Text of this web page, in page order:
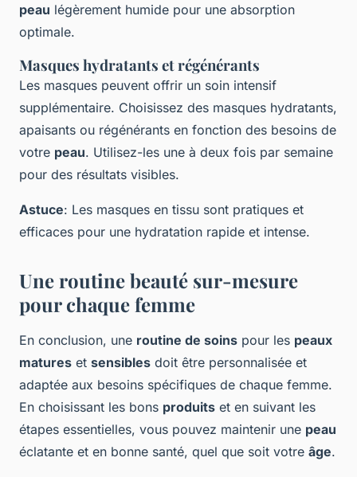
peau légèrement humide pour une absorption
optimale.
Masques hydratants et régénérants
Les masques peuvent offrir un soin intensif
supplémentaire. Choisissez des masques hydratants,
apaisants ou régénérants en fonction des besoins de
votre peau. Utilisez-les une à deux fois par semaine
pour des résultats visibles.
Astuce: Les masques en tissu sont pratiques et
efficaces pour une hydratation rapide et intense.
Une routine beauté sur-mesure
pour chaque femme
En conclusion, une routine de soins pour les peaux
matures et sensibles doit être personnalisée et
adaptée aux besoins spécifiques de chaque femme.
En choisissant les bons produits et en suivant les
étapes essentielles, vous pouvez maintenir une peau
éclatante et en bonne santé, quel que soit votre âge.